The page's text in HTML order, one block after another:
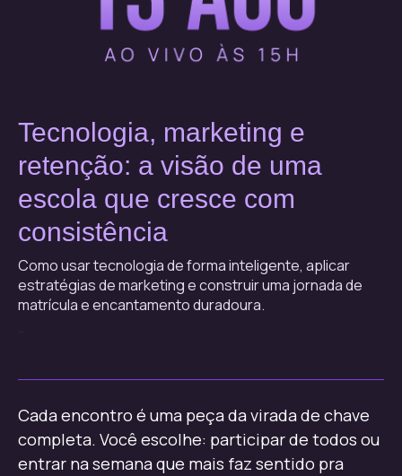
Tecnologia, marketing e
retenção: a visão de uma
escola que cresce com
consistência
Como usar tecnologia de forma inteligente, aplicar
estratégias de marketing e construir uma jornada de
matrícula e encantamento duradoura.
Cada encontro é uma peça da virada de chave
completa. Você escolhe: participar de todos ou
entrar na semana que mais faz sentido pra